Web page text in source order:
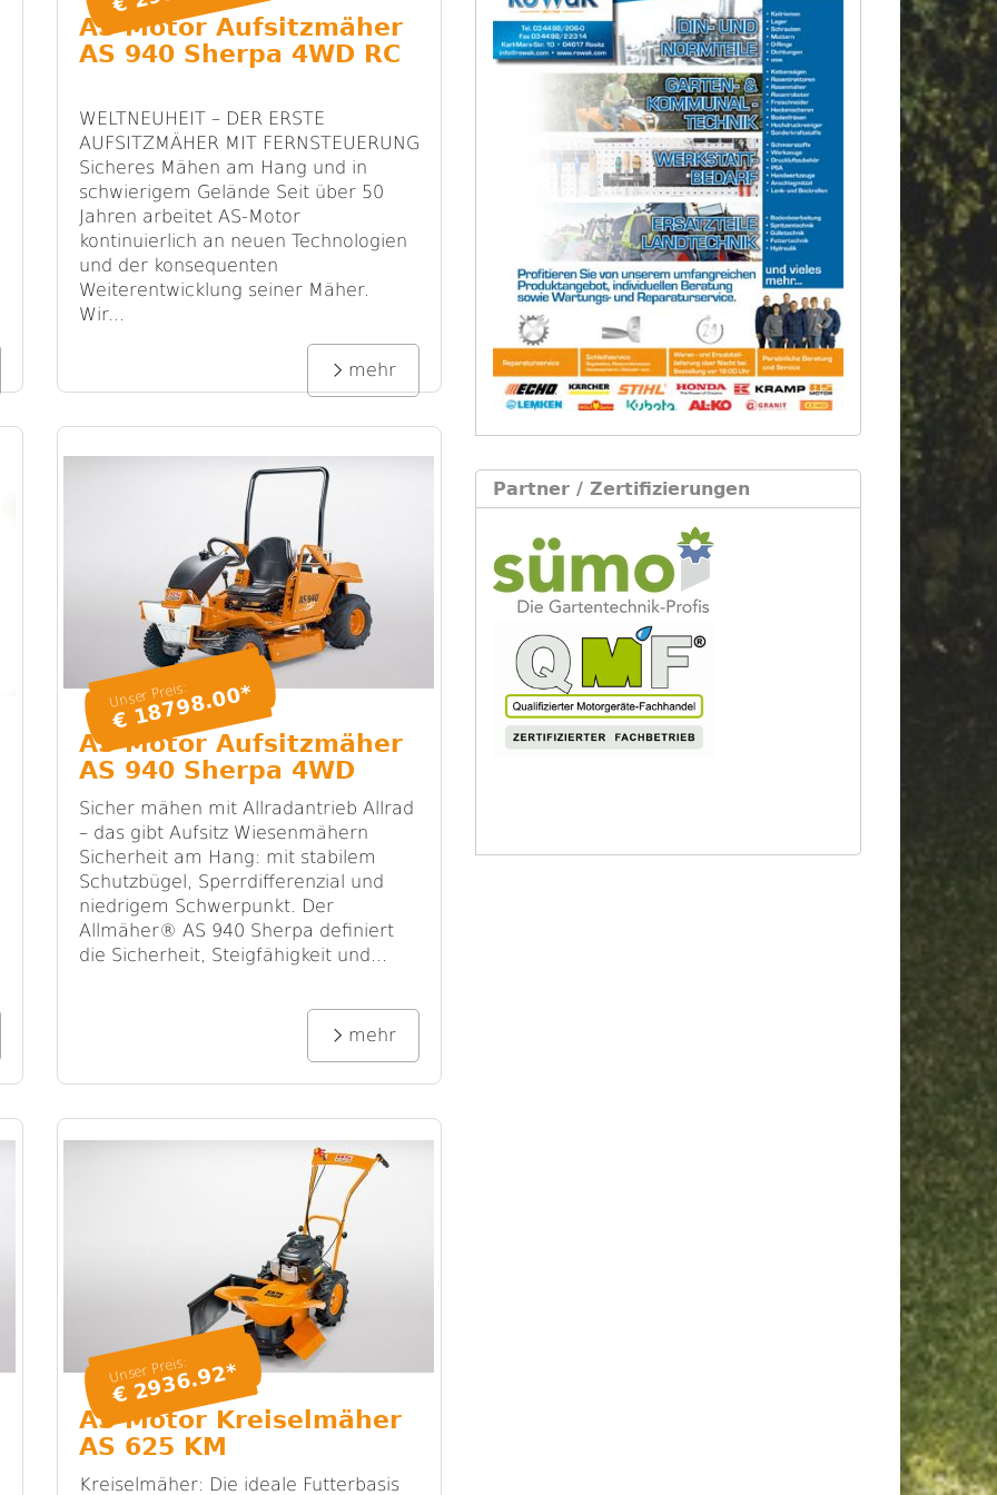
AS Motor Aufsitzmäher
AS 940 Sherpa 4WD RC
WELTNEUHEIT – DER ERSTE
AUFSITZMÄHER MIT FERNSTEUERUNG
Sicheres Mähen am Hang und in
schwierigem Gelände Seit über 50
Jahren arbeitet AS-Motor
kontinuierlich an neuen Technologien
und der konsequenten
Weiterentwicklung seiner Mäher.
Wir...
mehr
Unser Preis:
€ 18798.00*
AS Motor Aufsitzmäher
AS 940 Sherpa 4WD
Sicher mähen mit Allradantrieb Allrad
– das gibt Aufsitz Wiesenmähern
Sicherheit am Hang: mit stabilem
Schutzbügel, Sperrdifferenzial und
niedrigem Schwerpunkt. Der
Allmäher® AS 940 Sherpa definiert
die Sicherheit, Steigfähigkeit und...
mehr
Unser Preis:
€ 2936.92*
AS Motor Kreiselmäher
AS 625 KM
Kreiselmäher: Die ideale Futterbasis
Partner / Zertifizierungen